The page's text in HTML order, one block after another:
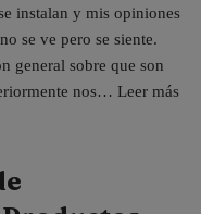
instalan y mis opiniones
se ve pero se siente.
general sobre que son
nos… Leer más